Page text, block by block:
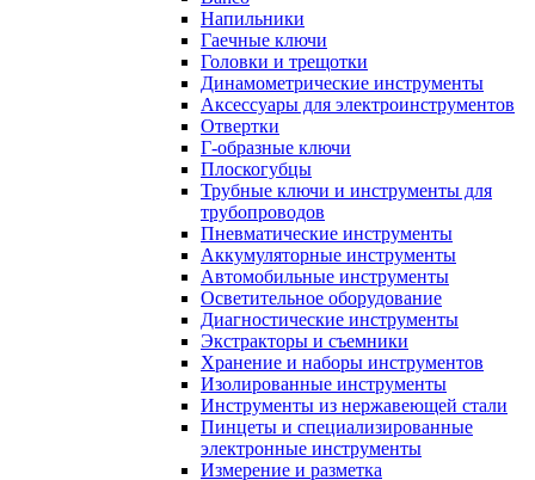
Напильники
Гаечные ключи
Головки и трещотки
Динамометрические инструменты
Аксессуары для электроинструментов
Отвертки
Г-образные ключи
Плоскогубцы
Трубные ключи и инструменты для
трубопроводов
Пневматические инструменты
Аккумуляторные инструменты
Автомобильные инструменты
Осветительное оборудование
Диагностические инструменты
Экстракторы и съемники
Хранение и наборы инструментов
Изолированные инструменты
Инструменты из нержавеющей стали
Пинцеты и специализированные
электронные инструменты
Измерение и разметка